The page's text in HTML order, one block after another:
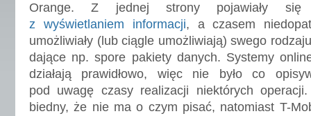
Orange. Z jednej strony pojawiały
z wyświetlaniem informacji, a czasem
umożliwiały (lub ciągle umożliwiają) swego
dające np. spore pakiety danych. Systemy
działają prawidłowo, więc nie było co
pod uwagę czasy realizacji niektórych
biedny, że nie ma o czym pisać, natomiast T-